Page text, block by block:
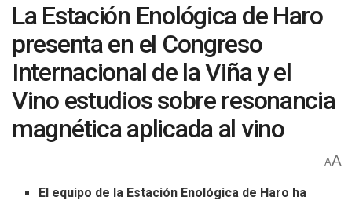
La Estación Enológica de Haro
presenta en el Congreso
Internacional de la Viña y el
Vino estudios sobre resonancia
magnética aplicada al vino
AA
El equipo de la Estación Enológica de Haro ha